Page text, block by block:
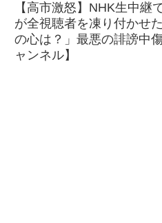
【高市激怒】NHK生中
が全視聴者を凍り付かせ
の心は？」最悪の誹謗中
ャンネル】